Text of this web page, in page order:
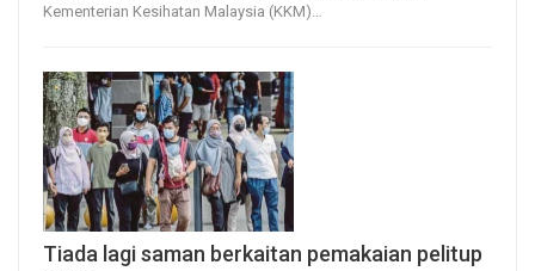
Kementerian Kesihatan Malaysia (KKM)…
Tiada lagi saman berkaitan pemakaian pelitup